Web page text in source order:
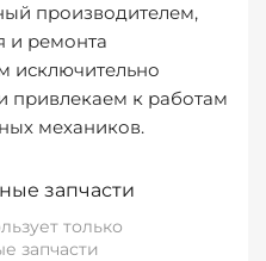
производителем,
и ремонта
исключительно
привлекаем к работам
механиков.
запчасти
только
запчасти